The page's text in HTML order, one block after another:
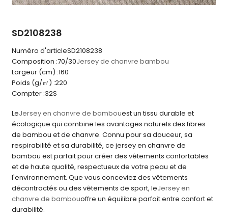
SD2108238
Numéro d'articleSD2108238
Composition :70/30Jersey de chanvre bambou
Largeur (cm) :160
Poids (g/㎡) :220
Compter :32S
LeJersey en chanvre de bambouest un tissu durable et
écologique qui combine les avantages naturels des fibres
de bambou et de chanvre. Connu pour sa douceur, sa
respirabilité et sa durabilité, ce jersey en chanvre de
bambou est parfait pour créer des vêtements confortables
et de haute qualité, respectueux de votre peau et de
l'environnement. Que vous conceviez des vêtements
décontractés ou des vêtements de sport, leJersey en
chanvre de bambouoffre un équilibre parfait entre confort et
durabilité.